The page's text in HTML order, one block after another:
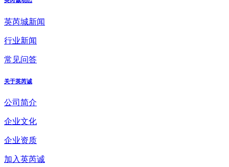
英芮城新闻
行业新闻
常见问答
关于英芮诚
公司简介
企业文化
企业资质
加入英芮诚